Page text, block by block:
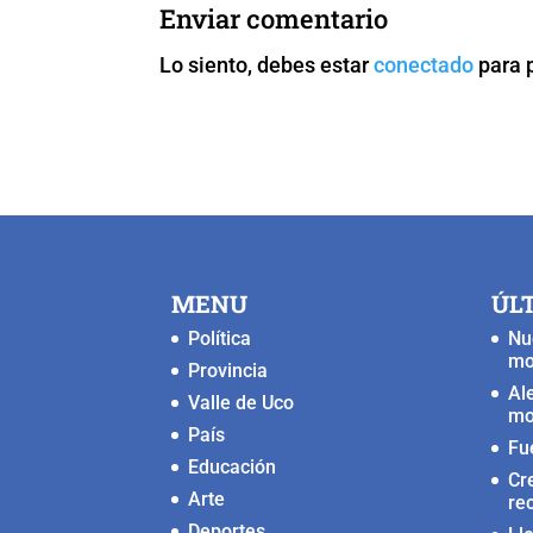
o
o
p
p k
er
Enviar comentario
Lo siento, debes estarconectado para
MENU
Política
Provincia
Valle de Uco
País
Educación
Arte